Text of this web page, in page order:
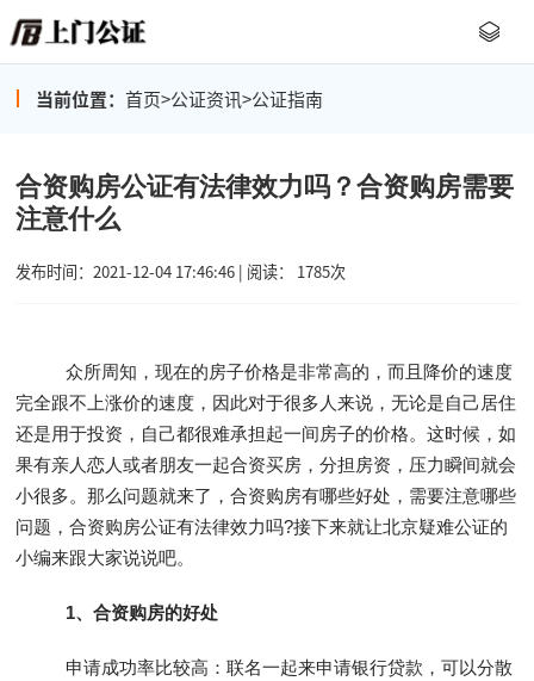
当前位置： 首页>公证资讯>公证指南
合资购房公证有法律效力吗？合资购房需要
注意什么
发布时间：2021-12-04 17:46:46 | 阅读： 1785次
众所周知，现在的房子价格是非常高的，而且降价的速度
完全跟不上涨价的速度，因此对于很多人来说，无论是自己居住
还是用于投资，自己都很难承担起一间房子的价格。这时候，如
果有亲人恋人或者朋友一起合资买房，分担房资，压力瞬间就会
小很多。那么问题就来了，合资购房有哪些好处，需要注意哪些
问题，合资购房公证有法律效力吗?接下来就让北京疑难公证的
小编来跟大家说说吧。
1、合资购房的好处
申请成功率比较高：联名一起来申请银行贷款，可以分散